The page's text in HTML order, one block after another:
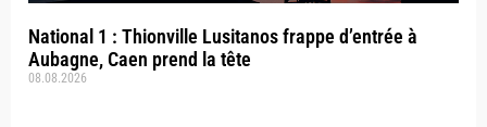
National 1 : Thionville Lusitanos frappe d’entrée à
Aubagne, Caen prend la tête
08.08.2026